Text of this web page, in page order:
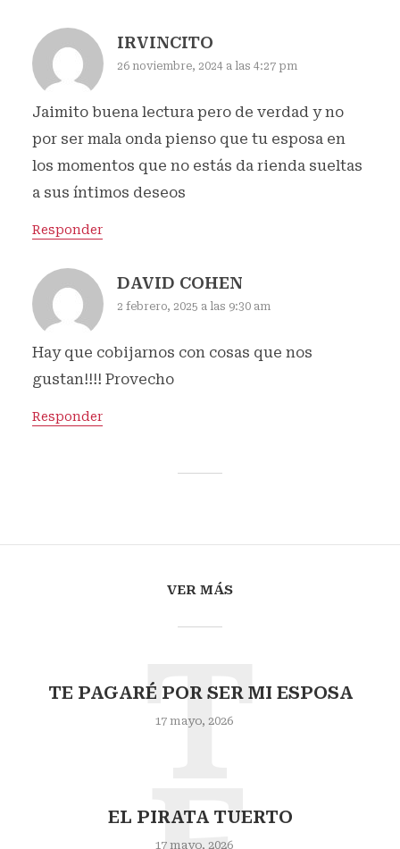
IRVINCITO
26 noviembre, 2024 a las 4:27 pm
Jaimito buena lectura pero de verdad y no
por ser mala onda pienso que tu esposa en
los momentos que no estás da rienda sueltas
a sus íntimos deseos
Responder
DAVID COHEN
2 febrero, 2025 a las 9:30 am
Hay que cobijarnos con cosas que nos
gustan!!!! Provecho
Responder
VER MÁS
TE PAGARÉ POR SER MI ESPOSA
17 mayo, 2026
T
EL PIRATA TUERTO
17 mayo, 2026